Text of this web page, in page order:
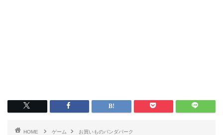
HOME ゲーム
お買いものパンダパーク